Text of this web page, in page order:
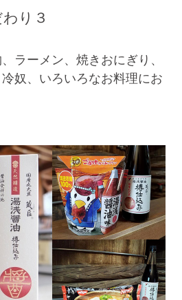
り３
ラーメン、焼きおにぎり、
奴、いろいろなお料理にお